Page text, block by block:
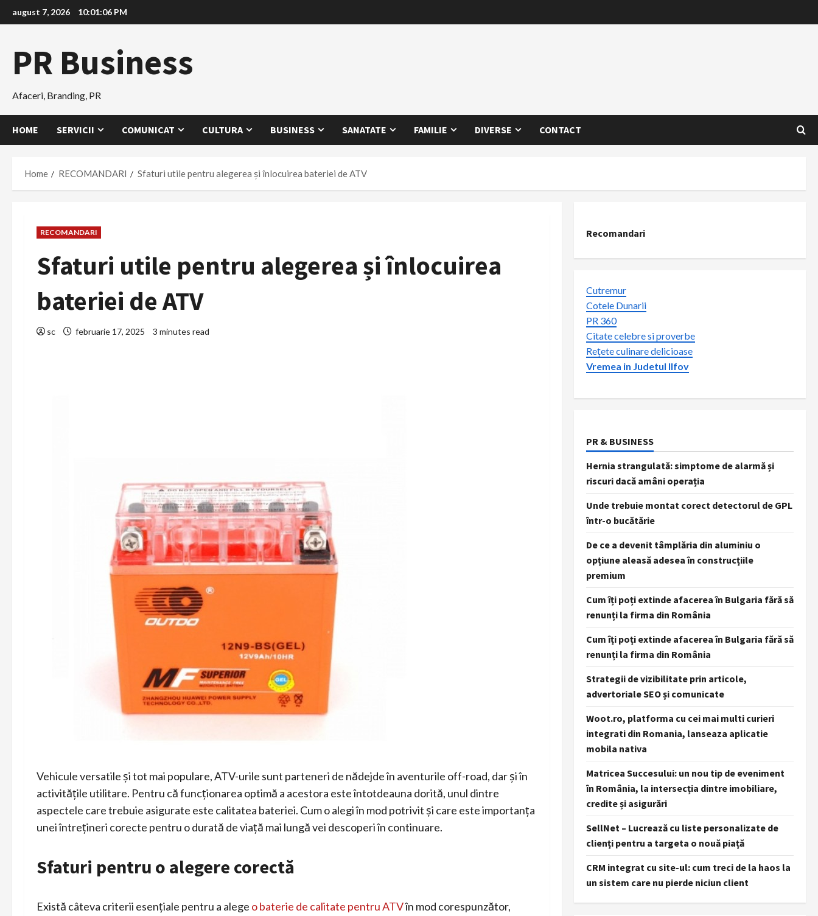
to
august 7, 2026 10:01:07 PM
PR Business
Afaceri, Branding, PR
HOME SERVICII COMUNICAT CULTURA BUSINESS SANATATE FAMILIE DIVERSE CONTACT
Home RECOMANDARI Sfaturi utile pentru alegerea și înlocuirea bateriei de ATV
RECOMANDARI
Sfaturi utile pentru alegerea și înlocuirea
bateriei de ATV
sc februarie 17, 2025 3 minutes read
Vehicule versatile și tot mai populare, ATV-urile sunt parteneri de nădejde în aventurile off-road, dar și în
activitățile utilitare. Pentru că funcționarea optimă a acestora este întotdeauna dorită, unul dintre
aspectele care trebuie asigurate este calitatea bateriei. Cum o alegi în mod potrivit și care este importanța
unei întrețineri corecte pentru o durată de viață mai lungă vei descoperi în continuare.
Sfaturi pentru o alegere corectă
Există câteva criterii esențiale pentru a alege o baterie de calitate pentru ATVîn mod corespunzător,
Recomandari
Cutremur
Cotele Dunarii
PR 360
Citate celebre si proverbe
Rețete culinare delicioase
Vremea in Judetul Ilfov
PR & BUSINESS
Hernia strangulată: simptome de alarmă și
riscuri dacă amâni operația
Unde trebuie montat corect detectorul de GPL
într-o bucătărie
De ce a devenit tâmplăria din aluminiu o
opțiune aleasă adesea în construcțiile
premium
Cum îți poți extinde afacerea în Bulgaria fără să
renunți la firma din România
Cum îți poți extinde afacerea în Bulgaria fără să
renunți la firma din România
Strategii de vizibilitate prin articole,
advertoriale SEO și comunicate
Woot.ro, platforma cu cei mai multi curieri
integrati din Romania, lanseaza aplicatie
mobila nativa
Matricea Succesului: un nou tip de eveniment
în România, la intersecția dintre imobiliare,
credite și asigurări
SellNet – Lucrează cu liste personalizate de
clienți pentru a targeta o nouă piață
CRM integrat cu site-ul: cum treci de la haos la
un sistem care nu pierde niciun client